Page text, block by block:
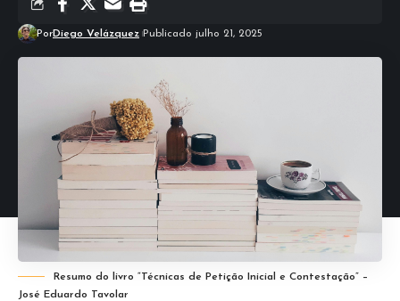
PorDiego Velázquez Publicado julho 21, 2025
Resumo do livro “Técnicas de Petição Inicial e Contestação” –
José Eduardo Tavolar